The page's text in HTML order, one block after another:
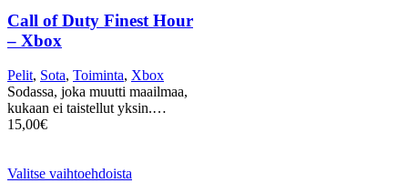
Call of Duty Finest Hour
– Xbox
Pelit, Sota, Toiminta, Xbox
Sodassa, joka muutti maailmaa,
kukaan ei taistellut yksin.…
15,00€
Valitse vaihtoehdoista